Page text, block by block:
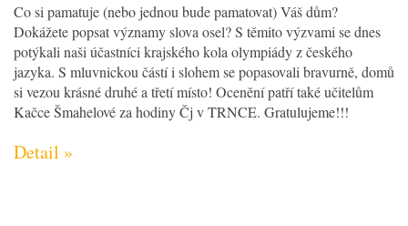
Co si pamatuje (nebo jednou bude pamatovat) Váš dům?
Dokážete popsat významy slova osel? S těmito výzvami se dnes
potýkali naši účastníci krajského kola olympiády z českého
jazyka. S mluvnickou částí i slohem se popasovali bravurně, domů
si vezou krásné druhé a třetí místo! Ocenění patří také učitelům
Kačce Šmahelové za hodiny Čj v TRNCE. Gratulujeme!!!
Detail »